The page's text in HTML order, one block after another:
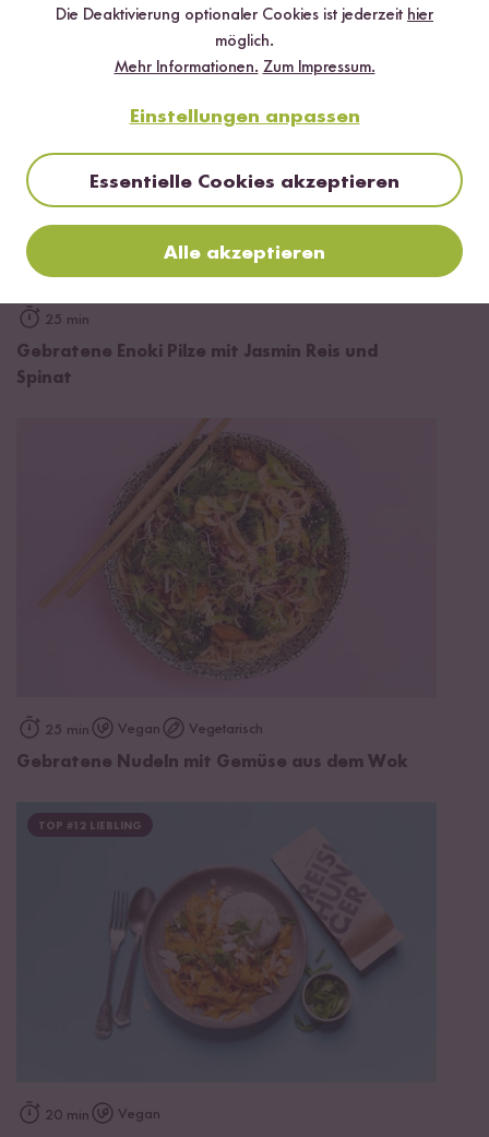
25 min
Gebratene Enoki Pilze mit Jasmin Reis und
Spinat
25 min Vegan Vegetarisch
Gebratene Nudeln mit Gemüse aus dem Wok
TOP #12 LIEBLING
20 min Vegan
Die Deaktivierung optionaler Cookies ist jederzeit hier
möglich.
Mehr Informationen. Zum Impressum.
Einstellungen anpassen
Essentielle Cookies akzeptieren
Alle akzeptieren